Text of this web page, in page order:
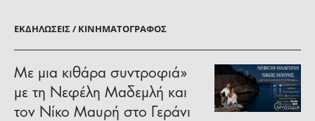
ΕΚΔΗΛΏΣΕΙΣ / ΚΙΝΗΜΑΤΟΓΡΆΦΟΣ
Με μια κιθάρα συντροφιά»
με τη Νεφέλη Μαδεμλή και
τον Νίκο Μαυρή στο Γεράνι